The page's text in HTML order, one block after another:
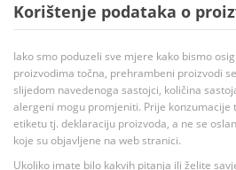
Korištenje podataka o
Iako smo poduzeli sve mjere kako bismo
proizvodima točna, prehrambeni proizvodi
slijedom navedenoga sastojci, količina
alergeni mogu promjeniti. Prije
etiketu tj. deklaraciju proizvoda, a ne se
koje su objavljene na web stranici.
Ukoliko imate bilo kakvih pitanja ili želite